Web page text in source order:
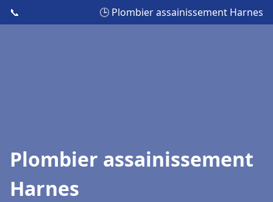
📞 🕒 Plombier assainissement Harnes
Plombier assainissement
Harnes